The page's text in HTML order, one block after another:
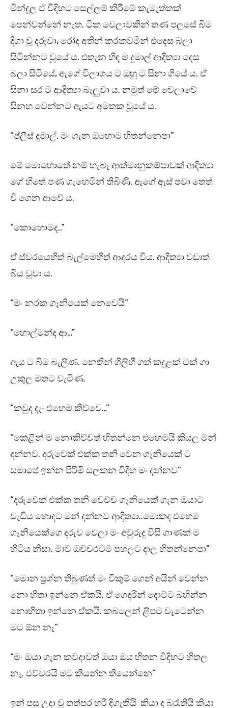
මින්දුල ඒ විදිහට සෙල්ලම් කිරීමේ කැමැත්තක්
පෙන්වන්නේ නැත. ටික වෙලාවකින් තණ පලසේ බිම
දිගා වූ දරුවා, රෝද අතින් කරකවමින් එදෙස බලා
සිටින්නට වූයේ ය. එතැන හිඳ ම දුමාල් ආදිත්‍යා දෙස
බලා සිටියේ, ඇගේ විලාශය ට ඔහු ට සිනා ගියේ ය. ඒ
සිනා සර ට ආදිත්‍යා බැලුවා ය. නමුත් මේ වෙලාවේ
සිනහ වෙන්නට ඇයට අමතක වූයේ ය.
“ප්ලීස් දුමාල්. මං ගැන ඔහොම හිතන්නෙපා”
මේ මොහොතේ නම් හැබෑ ආත්මානුකම්පාවක් ආදිත්‍යා
ගේ හිතේ පණ ගැහෙමින් තිබිණි. ඇගේ ඇස් පවා තෙත්
වී ගෙන ආවේ ය.
“කොහොමද..”
ඒ ස්වරයෙහිත් බැල්මෙහිත් ආදරය විය. ආදිත්‍යා වඩාත්
බිය වූවා ය.
“මං නරක ගෑනියෙක් නෙවෙයි”
“හොල්මන්ද ආ…”
ඇය ට බිම බැලිණ. නෙතින් ගිලිහී ගත් කඳුළක් ටක් ගා
උකුල මතට වැටිණ.
“කවුද දැං එහෙම කිව්වෙ…”
“කෙළින් ම නොකිව්වත් හිතන්නෙ එහෙමයි කියල මන්
දන්නව. දරුවෙක් එක්ක තනි වෙන ගෑනියෙක් ට
සමාජෙ ඉන්න පිරිමි සලකන විදිහ මං දන්නව”
“දරුවෙක් එක්ක තනි වෙච්ච ගෑනියෙක් ගැන ඔයාට
වැඩිය හොඳට මන් දන්නව ආදිත්‍යා..මොකද එහෙම
ගෑනියෙක්ගෙ දරුව වෙලා මං අවුරුදු විසි ගාණක් ම
හිටිය නිසා. මාව ඔච්චරටම පහලට දාල හිතන්නෙපා”
“මොන ප්‍රශ්න තිබුණත් මං විකුම් ගෙන් අයින් වෙන්න
නො හිතා ඉන්නෙ ඒකයි. ඒ ගෙදරින් දොට්ට බහින්න
නොහිතා ඉන්නෙ ඒකයි. කබලෙන් ළිපට වැටෙන්න
මට ඕන නෑ”
“මං ඔයා ගැන කවදාවත් ඔයා ඔය හිතන විදිහට හිතල
නෑ. එච්චරයි මට කියන්න තියෙන්නෙ”
ඉන් පසු උදා වූ තත්පර හරි දිගැතියි කියා ද බරැතියි කියා